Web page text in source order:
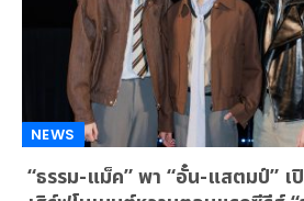
NEWS
“ธรรม-แม็ค” พา “อั๋น-แสตมป์” เ